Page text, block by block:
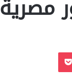
مصرية